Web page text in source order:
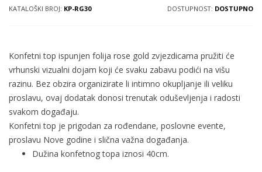
KATALOŠKI BROJ: KP-RG30 DOSTUPNOST: DOSTUPNO
Konfetni top ispunjen folija rose gold zvjezdicama pružiti će
vrhunski vizualni dojam koji će svaku zabavu podići na višu
razinu. Bez obzira organizirate li intimno okupljanje ili veliku
proslavu, ovaj dodatak donosi trenutak oduševljenja i radosti
svakom događaju.
Konfetni top je prigodan za rođendane, poslovne evente,
proslavu Nove godine i slična važna događanja.
Dužina konfetnog topa iznosi 40cm.